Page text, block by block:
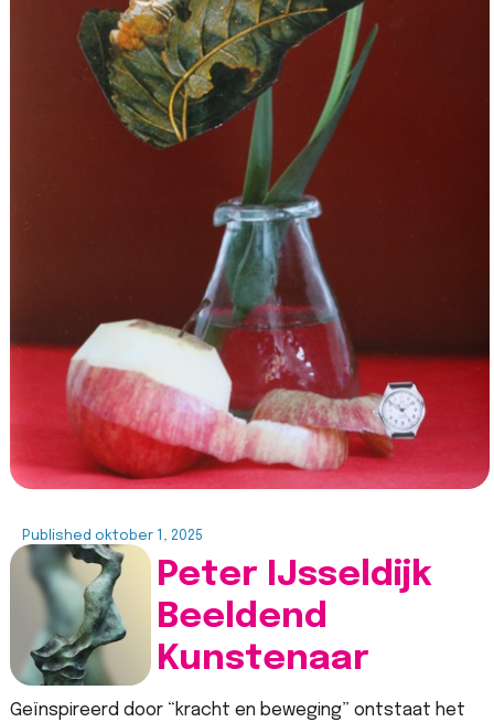
Published oktober 1, 2025
Peter IJsseldijk
Beeldend
Kunstenaar
Geïnspireerd door “kracht en beweging” ontstaat het